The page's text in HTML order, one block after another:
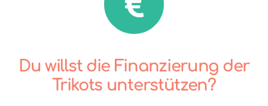
Du willst die Finanzierung der
Trikots unterstützen?